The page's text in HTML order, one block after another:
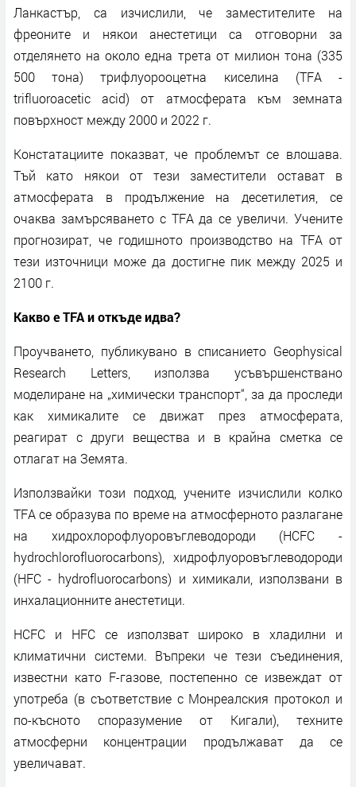
Ланкастър, са изчислили, че заместителите на
фреоните и някои анестетици са отговорни за
отделянето на около една трета от милион тона (335
500 тона) трифлуорооцетна киселина (TFA -
trifluoroacetic acid) от атмосферата към земната
повърхност между 2000 и 2022 г.
Констатациите показват, че проблемът се влошава.
Тъй като някои от тези заместители остават в
атмосферата в продължение на десетилетия, се
очаква замърсяването с TFA да се увеличи. Учените
прогнозират, че годишното производство на TFA от
тези източници може да достигне пик между 2025 и
2100 г.
Какво е TFA и откъде идва?
Проучването, публикувано в списанието Geophysical
Research Letters, използва усъвършенствано
моделиране на „химически транспорт“, за да проследи
как химикалите се движат през атмосферата,
реагират с други вещества и в крайна сметка се
отлагат на Земята.
Използвайки този подход, учените изчислили колко
TFA се образува по време на атмосферното разлагане
на хидрохлорофлуоровъглеводороди (HCFC -
hydrochlorofluorocarbons), хидрофлуоровъглеводороди
(HFC - hydrofluorocarbons) и химикали, използвани в
инхалационните анестетици.
HCFC и HFC се използват широко в хладилни и
климатични системи. Въпреки че тези съединения,
известни като F-газове, постепенно се извеждат от
употреба (в съответствие с Монреалския протокол и
по-късното споразумение от Кигали), техните
атмосферни концентрации продължават да се
увеличават.